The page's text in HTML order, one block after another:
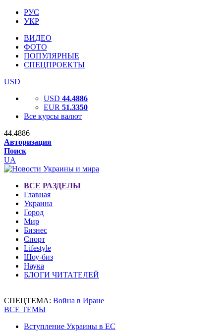
РУС
УКР
ВИДЕО
ФОТО
ПОПУЛЯРНЫЕ
СПЕЦПРОЕКТЫ
USD
USD 44.4886
EUR 51.3350
Все курсы валют
44.4886
Авторизация
Поиск
UA
ВСЕ РАЗДЕЛЫ
Главная
Украина
Город
Мир
Бизнес
Спорт
Lifestyle
Шоу-биз
Наука
БЛОГИ ЧИТАТЕЛЕЙ
СПЕЦТЕМА: Война в Иране
ВСЕ ТЕМЫ
Вступление Украины в ЕС